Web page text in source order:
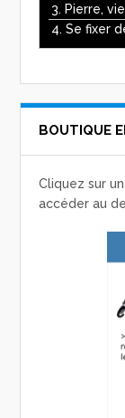
3. Pierre,
4. Se fixer
BOUTIQUE
Cliquez sur
accéder au